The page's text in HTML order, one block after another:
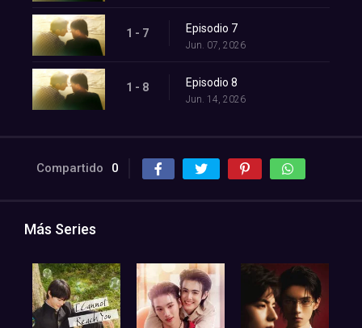
1 - 7 Episodio 7
Jun. 07, 2026
1 - 8 Episodio 8
Jun. 14, 2026
Compartido 0
Más Series